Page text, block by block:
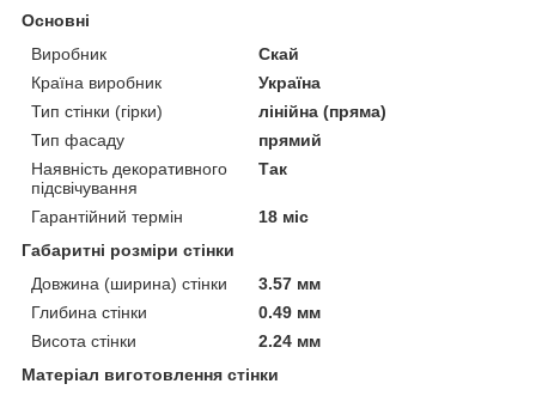
Основні
Виробник
Скай
Країна виробник
Україна
Тип стінки (гірки)
лінійна (пряма)
Тип фасаду
прямий
Наявність декоративного
підсвічування
Так
Гарантійний термін
18 міс
Габаритні розміри стінки
Довжина (ширина) стінки
3.57 мм
Глибина стінки
0.49 мм
Висота стінки
2.24 мм
Матеріал виготовлення стінки